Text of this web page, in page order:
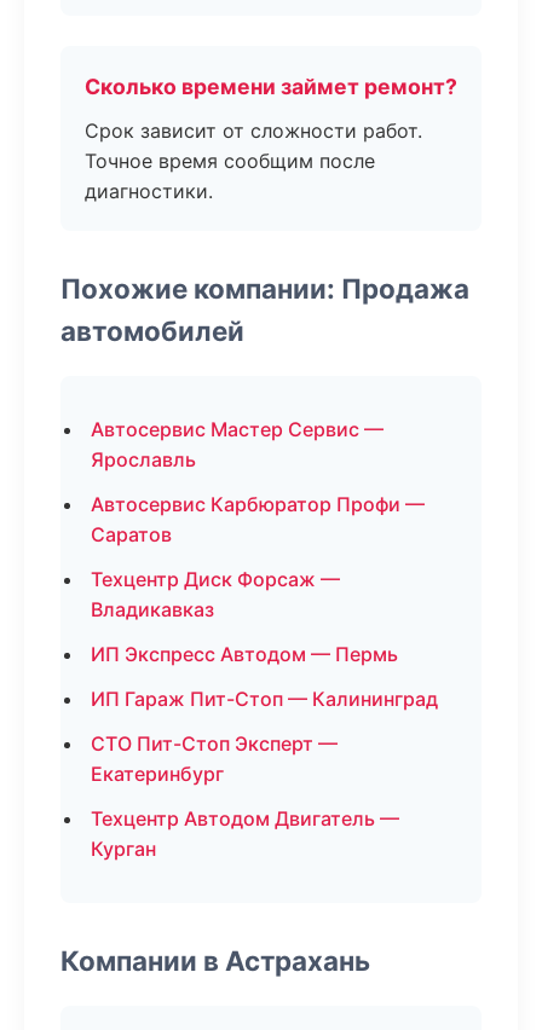
Сколько времени займет ремонт?
Срок зависит от сложности работ.
Точное время сообщим после
диагностики.
Похожие компании: Продажа
автомобилей
Автосервис Мастер Сервис —
Ярославль
Автосервис Карбюратор Профи —
Саратов
Техцентр Диск Форсаж —
Владикавказ
ИП Экспресс Автодом — Пермь
ИП Гараж Пит-Стоп — Калининград
СТО Пит-Стоп Эксперт —
Екатеринбург
Техцентр Автодом Двигатель —
Курган
Компании в Астрахань